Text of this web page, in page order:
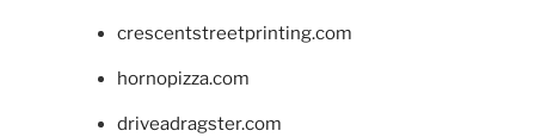
crescentstreetprinting.com
hornopizza.com
driveadragster.com